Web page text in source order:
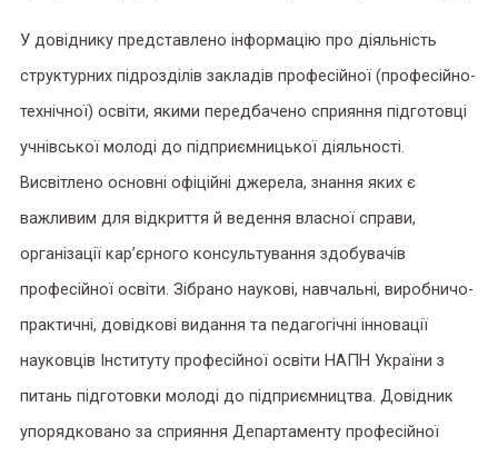
У довіднику представлено інформацію про діяльність
структурних підрозділів закладів професійної (професійно-
технічної) освіти, якими передбачено сприяння підготовці
учнівської молоді до підприємницької діяльності.
Висвітлено основні офіційні джерела, знання яких є
важливим для відкриття й ведення власної справи,
організації кар’єрного консультування здобувачів
професійної освіти. Зібрано наукові, навчальні, виробничо-
практичні, довідкові видання та педагогічні інновації
науковців Інституту професійної освіти НАПН України з
питань підготовки молоді до підприємництва. Довідник
упорядковано за сприяння Департаменту професійної